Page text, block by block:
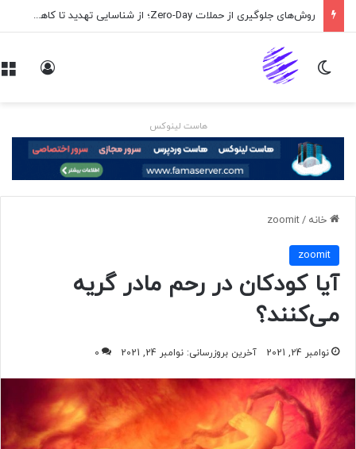
روش‌های جلوگیری از حملات Zero-Day؛ از شناسایی تهدید تا کاهش ریسک
تغییر پوسته
هاست لینوکس
خانه /
zoomit
zoomit
آیا کودکان در رحم مادر گریه
می‌کنند؟
نوامبر 24, 2021 آخرین بروزرسانی: نوامبر 24, 2021 0